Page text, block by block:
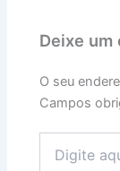
Deixe um
O seu
Campos
aqui...